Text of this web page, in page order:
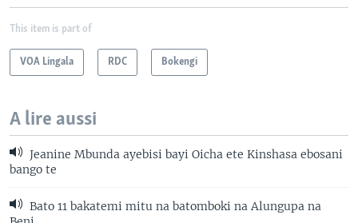
This item is part of
VOA Lingala RDC Bokengi
A lire aussi
Jeanine Mbunda ayebisi bayi Oicha ete Kinshasa ebosani
bango te
Bato 11 bakatemi mitu na batomboki na Alungupa na